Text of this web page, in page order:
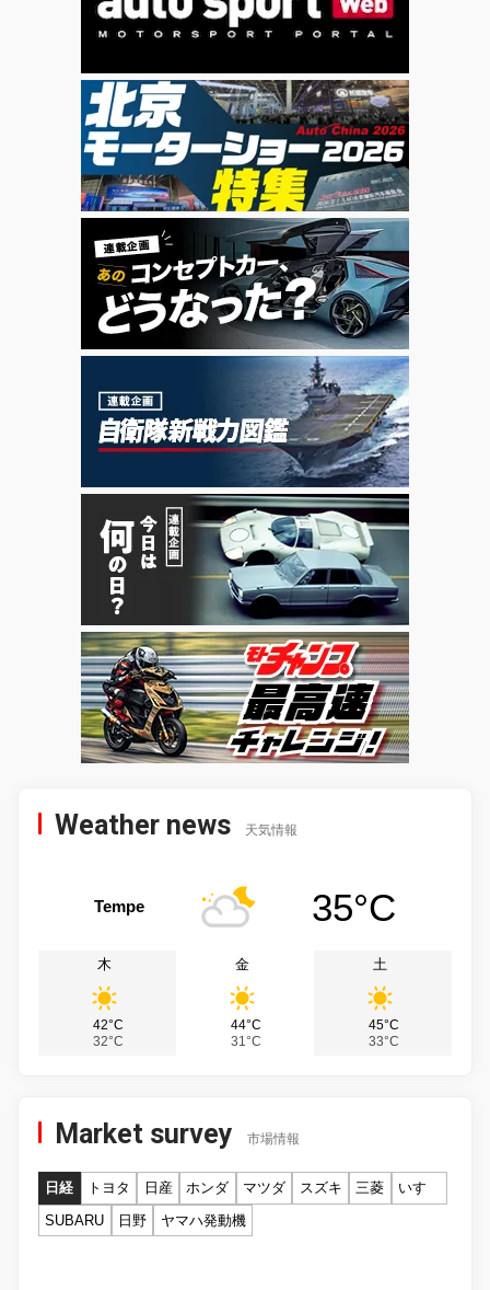
Weather news 天気情報
Tempe 35°C
木
42°C
32°C
金
44°C
31°C
土
45°C
33°C
Market survey 市場情報
日経 トヨタ 日産 ホンダ マツダ スズキ 三菱
いすゞ
SUBARU
日野 ヤマハ発動機